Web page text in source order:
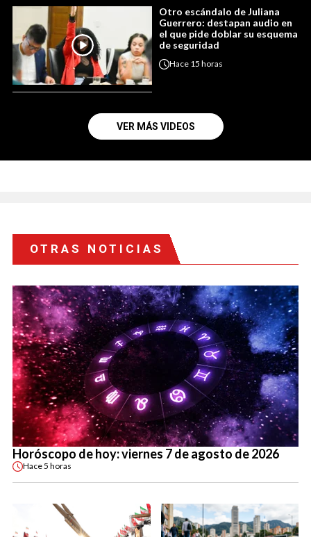
Otro escándalo de Juliana
Guerrero: destapan audio en
el que pide doblar su esquema
de seguridad
Hace 15 horas
VER MÁS VIDEOS
OTRAS NOTICIAS
Horóscopo de hoy: viernes 7 de agosto de 2026
Hace5 horas